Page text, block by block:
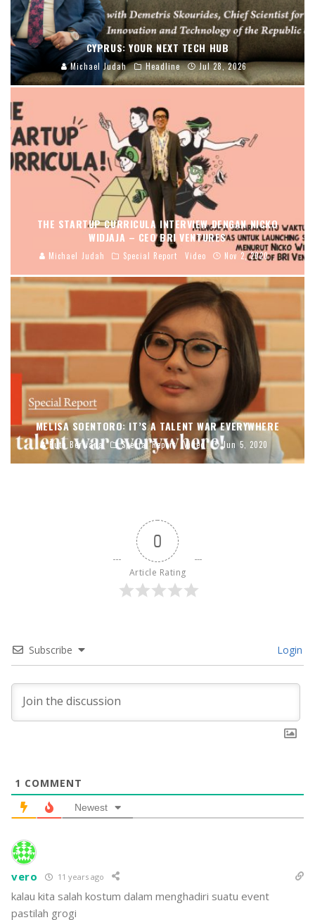
CYPRUS: YOUR NEXT TECH HUB
Michael Judah Headline Jul 28, 2026
THE STARTUP CURRICULA INTERVIEW DENGAN NICKO
WIDJAJA – CEO BRI VENTURES
Michael Judah Special Report Video Nov 2, 2020
MELISA SOENTORO: IT’S A TALENT WAR EVERYWHERE
Ruth Berliana Special Report Video Jun 5, 2020
0
Article Rating
Subscribe Login
1 COMMENT
Newest
vero 11 years ago
kalau kita salah kostum dalam menghadiri suatu event
pastilah grogi